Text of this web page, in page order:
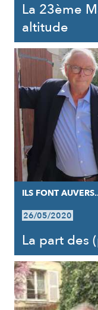
La 23ème
altitude
ILS FONT
26/05/2020
La part des